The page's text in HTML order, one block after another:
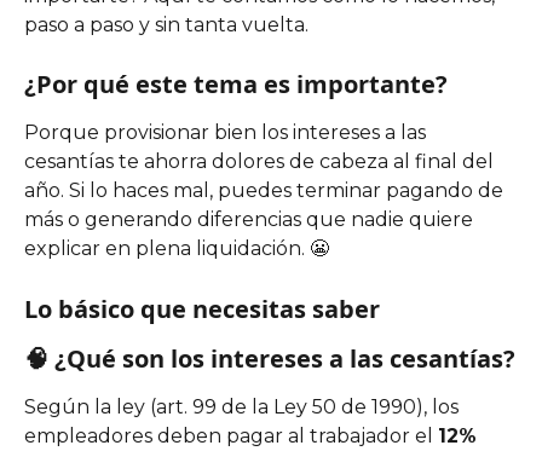
paso a paso y sin tanta vuelta.
¿Por qué este tema es importante?
Porque provisionar bien los intereses a las
cesantías te ahorra dolores de cabeza al final del
año. Si lo haces mal, puedes terminar pagando de
más o generando diferencias que nadie quiere
explicar en plena liquidación. 😬
Lo básico que necesitas saber
🧠 ¿Qué son los intereses a las cesantías?
Según la ley (art. 99 de la Ley 50 de 1990), los
empleadores deben pagar al trabajador el 12%